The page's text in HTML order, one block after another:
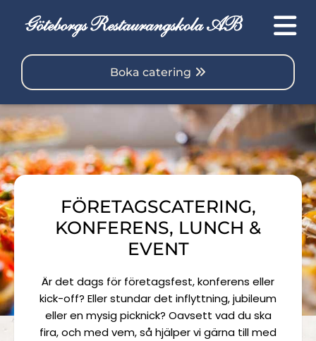
Boka catering
FÖRETAGSCATERING,
KONFERENS, LUNCH &
EVENT
Är det dags för företagsfest, konferens eller
kick-off? Eller stundar det inflyttning, jubileum
eller en mysig picknick? Oavsett vad du ska
fira, och med vem, så hjälper vi gärna till med